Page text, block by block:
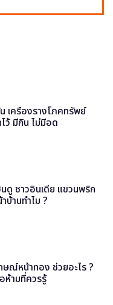
เครื่องรางโภคทรัพย์
ว้ มีกิน ไม่มีอด
ดู ชาวอินเดีย แขวนพริก
บ้านทำไม ?
ษณ์หน้าทอง ช่วยอะไร ?
ห้ามที่ควรรู้